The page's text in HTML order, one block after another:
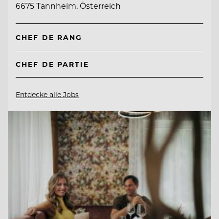
6675 Tannheim, Österreich
CHEF DE RANG
CHEF DE PARTIE
Entdecke alle Jobs